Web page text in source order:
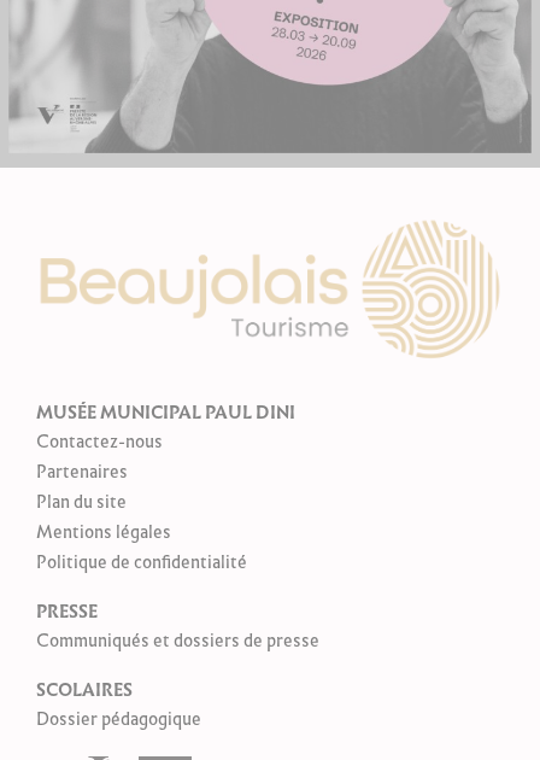
MUSÉE MUNICIPAL PAUL DINI
Contactez-nous
Partenaires
Plan du site
Mentions légales
Politique de confidentialité
PRESSE
Communiqués et dossiers de presse
SCOLAIRES
Dossier pédagogique